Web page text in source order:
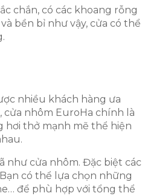
chắn, có các khoang rỗng
bền bỉ như vậy, cửa có thể
nhiều khách hàng ưa
nhôm EuroHa chính là
hơi thở mạnh mẽ thể hiện
như cửa nhôm. Đặc biệt các
có thể lựa chọn những
để phù hợp với tổng thể